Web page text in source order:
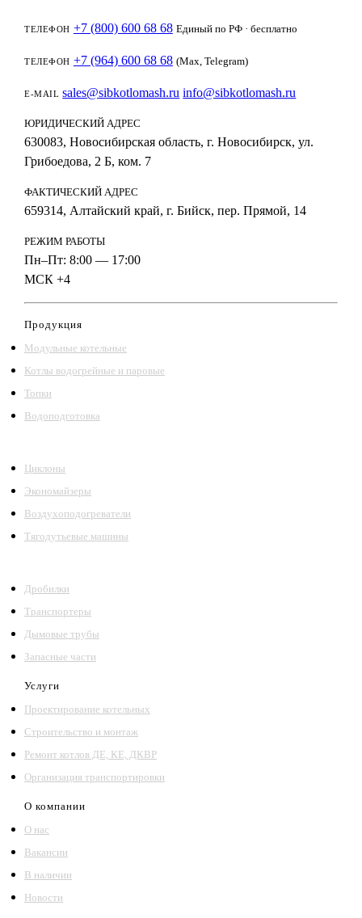
ТЕЛЕФОН +7 (800) 600 68 68 Единый по РФ · бесплатно
ТЕЛЕФОН +7 (964) 600 68 68 (Max, Telegram)
E-MAIL sales@sibkotlomash.ru info@sibkotlomash.ru
ЮРИДИЧЕСКИЙ АДРЕС
630083, Новосибирская область, г. Новосибирск, ул.
Грибоедова, 2 Б, ком. 7
ФАКТИЧЕСКИЙ АДРЕС
659314, Алтайский край, г. Бийск, пер. Прямой, 14
РЕЖИМ РАБОТЫ
Пн–Пт: 8:00 — 17:00
МСК +4
Продукция
Модульные котельные
Котлы водогрейные и паровые
Топки
Водоподготовка
Циклоны
Экономайзеры
Воздухоподогреватели
Тягодутьевые машины
Дробилки
Транспортеры
Дымовые трубы
Запасные части
Услуги
Проектирование котельных
Строительство и монтаж
Ремонт котлов ДЕ, КЕ, ДКВР
Организация транспортировки
О компании
О нас
Вакансии
В наличии
Новости